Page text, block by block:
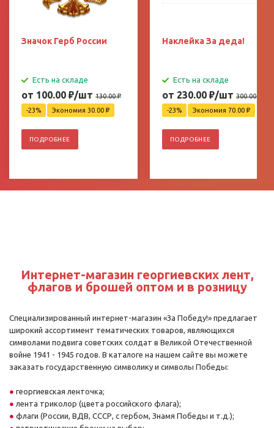
Значок Герб России
Есть на складе
от 100.00 ₽/шт 130.00₽
-23%
Экономия 30.00 ₽
ПОДРОБНЕЕ
Наклейка За деда!
Есть на складе
от 230.00 ₽/шт 300.00₽
-23%
Экономия 70.00 ₽
ПОДРОБНЕЕ
Интернет-магазин георгиевских лент,
флагов и брошей оптом и в розницу
Специализированный интернет-магазин «За Победу!» предлагает
широкий ассортимент тематических товаров, являющихся
символами подвига советских солдат в Великой Отечественной
войне 1941 - 1945 годов. В каталоге на нашем сайте вы можете
заказать государственную символику и символы Победы:
георгиевская ленточка;
лента триколор (цвета российского флага);
флаги (России, ВДВ, СССР, с гербом, Знамя Победы и т.д.);